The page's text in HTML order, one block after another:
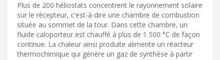
Plus de 200 héliostats concentrent le rayonnement solaire
sur le récepteur, c'est-à-dire une chambre de combustion
située au sommet de la tour. Dans cette chambre, un
fluide caloporteur est chauffé à plus de 1 500 °C de façon
continue. La chaleur ainsi produite alimente un réacteur
thermochimique qui génère un gaz de synthèse à partir